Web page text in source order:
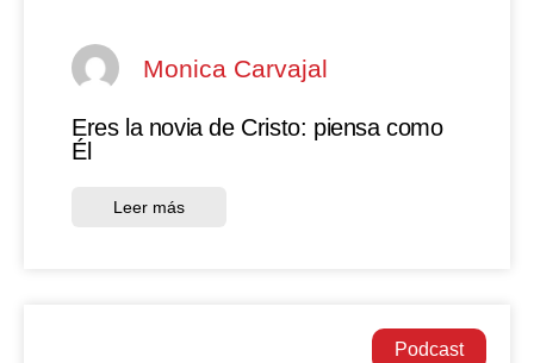
Monica Carvajal
Eres la novia de Cristo: piensa como
Él
Leer más
Podcast